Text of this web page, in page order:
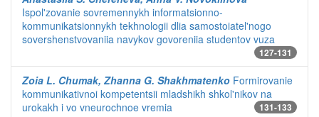
Ispol'zovanie sovremennykh informatsionno-
kommunikatsionnykh tekhnologii dlia samostoiatel'nogo
sovershenstvovaniia navykov govoreniia studentov vuza
127-131
Zoia L. Chumak, Zhanna G. Shakhmatenko Formirovanie
kommunikativnoi kompetentsii mladshikh shkol'nikov na
urokakh i vo vneurochnoe vremia
131-133